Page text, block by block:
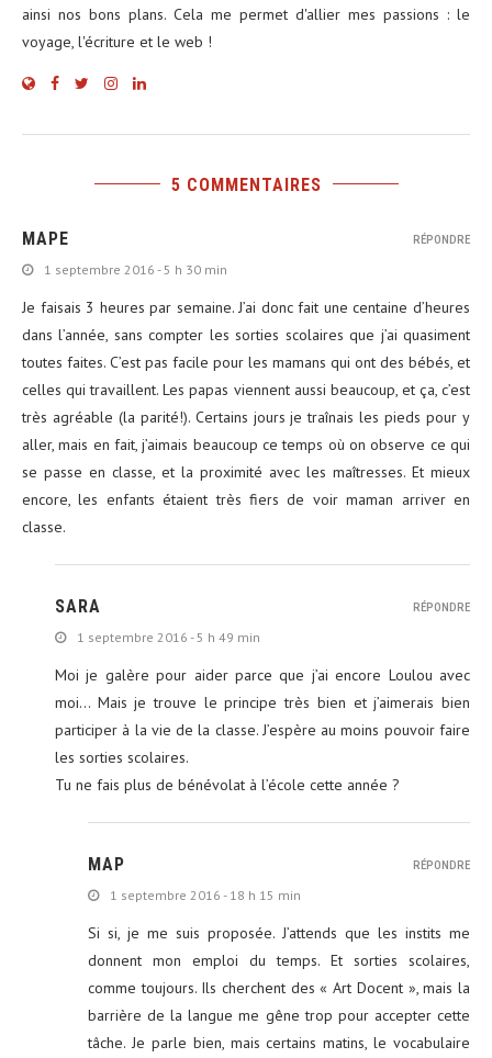
ainsi nos bons plans. Cela me permet d'allier mes passions : le
voyage, l'écriture et le web !
5 COMMENTAIRES
MAPE
1 septembre 2016 - 5 h 30 min
Je faisais 3 heures par semaine. J’ai donc fait une centaine d’heures
dans l’année, sans compter les sorties scolaires que j’ai quasiment
toutes faites. C’est pas facile pour les mamans qui ont des bébés, et
celles qui travaillent. Les papas viennent aussi beaucoup, et ça, c’est
très agréable (la parité!). Certains jours je traînais les pieds pour y
aller, mais en fait, j’aimais beaucoup ce temps où on observe ce qui
se passe en classe, et la proximité avec les maîtresses. Et mieux
encore, les enfants étaient très fiers de voir maman arriver en
classe.
RÉPONDRE
SARA
1 septembre 2016 - 5 h 49 min
Moi je galère pour aider parce que j’ai encore Loulou avec
moi… Mais je trouve le principe très bien et j’aimerais bien
participer à la vie de la classe. J’espère au moins pouvoir faire
les sorties scolaires.
Tu ne fais plus de bénévolat à l’école cette année ?
RÉPONDRE
MAP
1 septembre 2016 - 18 h 15 min
Si si, je me suis proposée. J’attends que les instits me
donnent mon emploi du temps. Et sorties scolaires,
comme toujours. Ils cherchent des « Art Docent », mais la
barrière de la langue me gêne trop pour accepter cette
tâche. Je parle bien, mais certains matins, le vocabulaire
RÉPONDRE